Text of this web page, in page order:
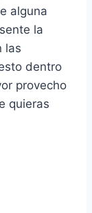
alguna
la
las
dentro
provecho
quieras